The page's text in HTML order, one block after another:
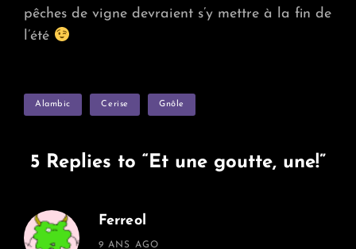
pêches de vigne devraient s’y mettre à la fin de
l’été
TAGS
Alambic Cerise Gnôle
5 Replies to “Et une goutte, une!”
Ferreol
says:
9 ANS AGO